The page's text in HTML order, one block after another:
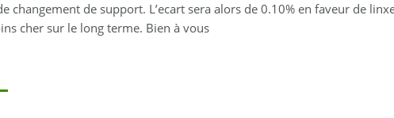
changement de support. L’ecart sera alors de 0.10% en faveur de
cher sur le long terme. Bien à vous